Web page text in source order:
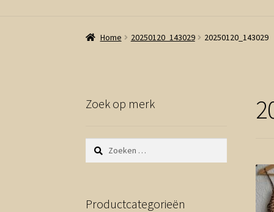
Home 20250120_143029 20250120_143029
Zoek op merk
Zoeken
naar:
Productcategorieën